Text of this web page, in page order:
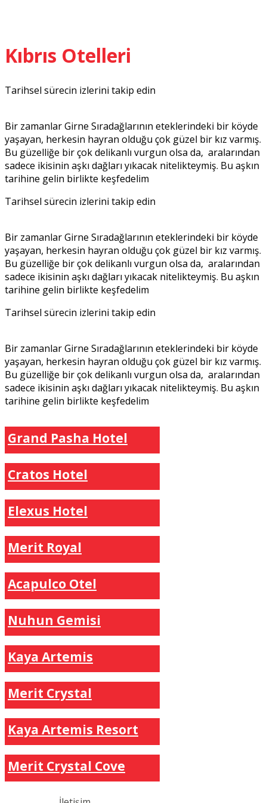
Kıbrıs Otelleri
Tarihsel sürecin izlerini takip edin
Bir zamanlar Girne Sıradağlarının eteklerindeki bir köyde
yaşayan, herkesin hayran olduğu çok güzel bir kız varmış.
Bu güzelliğe bir çok delikanlı vurgun olsa da, aralarından
sadece ikisinin aşkı dağları yıkacak nitelikteymiş. Bu aşkın
tarihine gelin birlikte keşfedelim
Tarihsel sürecin izlerini takip edin
Bir zamanlar Girne Sıradağlarının eteklerindeki bir köyde
yaşayan, herkesin hayran olduğu çok güzel bir kız varmış.
Bu güzelliğe bir çok delikanlı vurgun olsa da, aralarından
sadece ikisinin aşkı dağları yıkacak nitelikteymiş. Bu aşkın
tarihine gelin birlikte keşfedelim
Tarihsel sürecin izlerini takip edin
Bir zamanlar Girne Sıradağlarının eteklerindeki bir köyde
yaşayan, herkesin hayran olduğu çok güzel bir kız varmış.
Bu güzelliğe bir çok delikanlı vurgun olsa da, aralarından
sadece ikisinin aşkı dağları yıkacak nitelikteymiş. Bu aşkın
tarihine gelin birlikte keşfedelim
Grand Pasha Hotel
Cratos Hotel
Elexus Hotel
Merit Royal
Acapulco Otel
Nuhun Gemisi
Kaya Artemis
Merit Crystal
Kaya Artemis Resort
Merit Crystal Cove